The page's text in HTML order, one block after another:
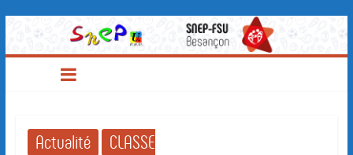
SNEP-
FSU
Besançon
Actualité
CLASSE